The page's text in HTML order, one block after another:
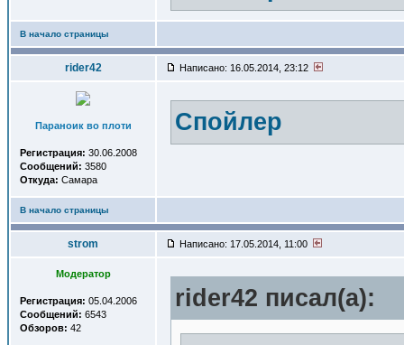
В начало страницы
rider42 Написано: 16.05.2014, 23:12
Параноик во плоти
Регистрация: 30.06.2008
Сообщений: 3580
Откуда: Самара
Спойлер
В начало страницы
strom Написано: 17.05.2014, 11:00
Модератор
Регистрация: 05.04.2006
Сообщений: 6543
Обзоров: 42
rider42 писал(a):